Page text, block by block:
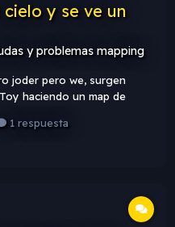
y se ve un
y problemas mapping
joder pero we, surgen
haciendo un map de
vean :c Link:
(Nose porque me
1 respuesta